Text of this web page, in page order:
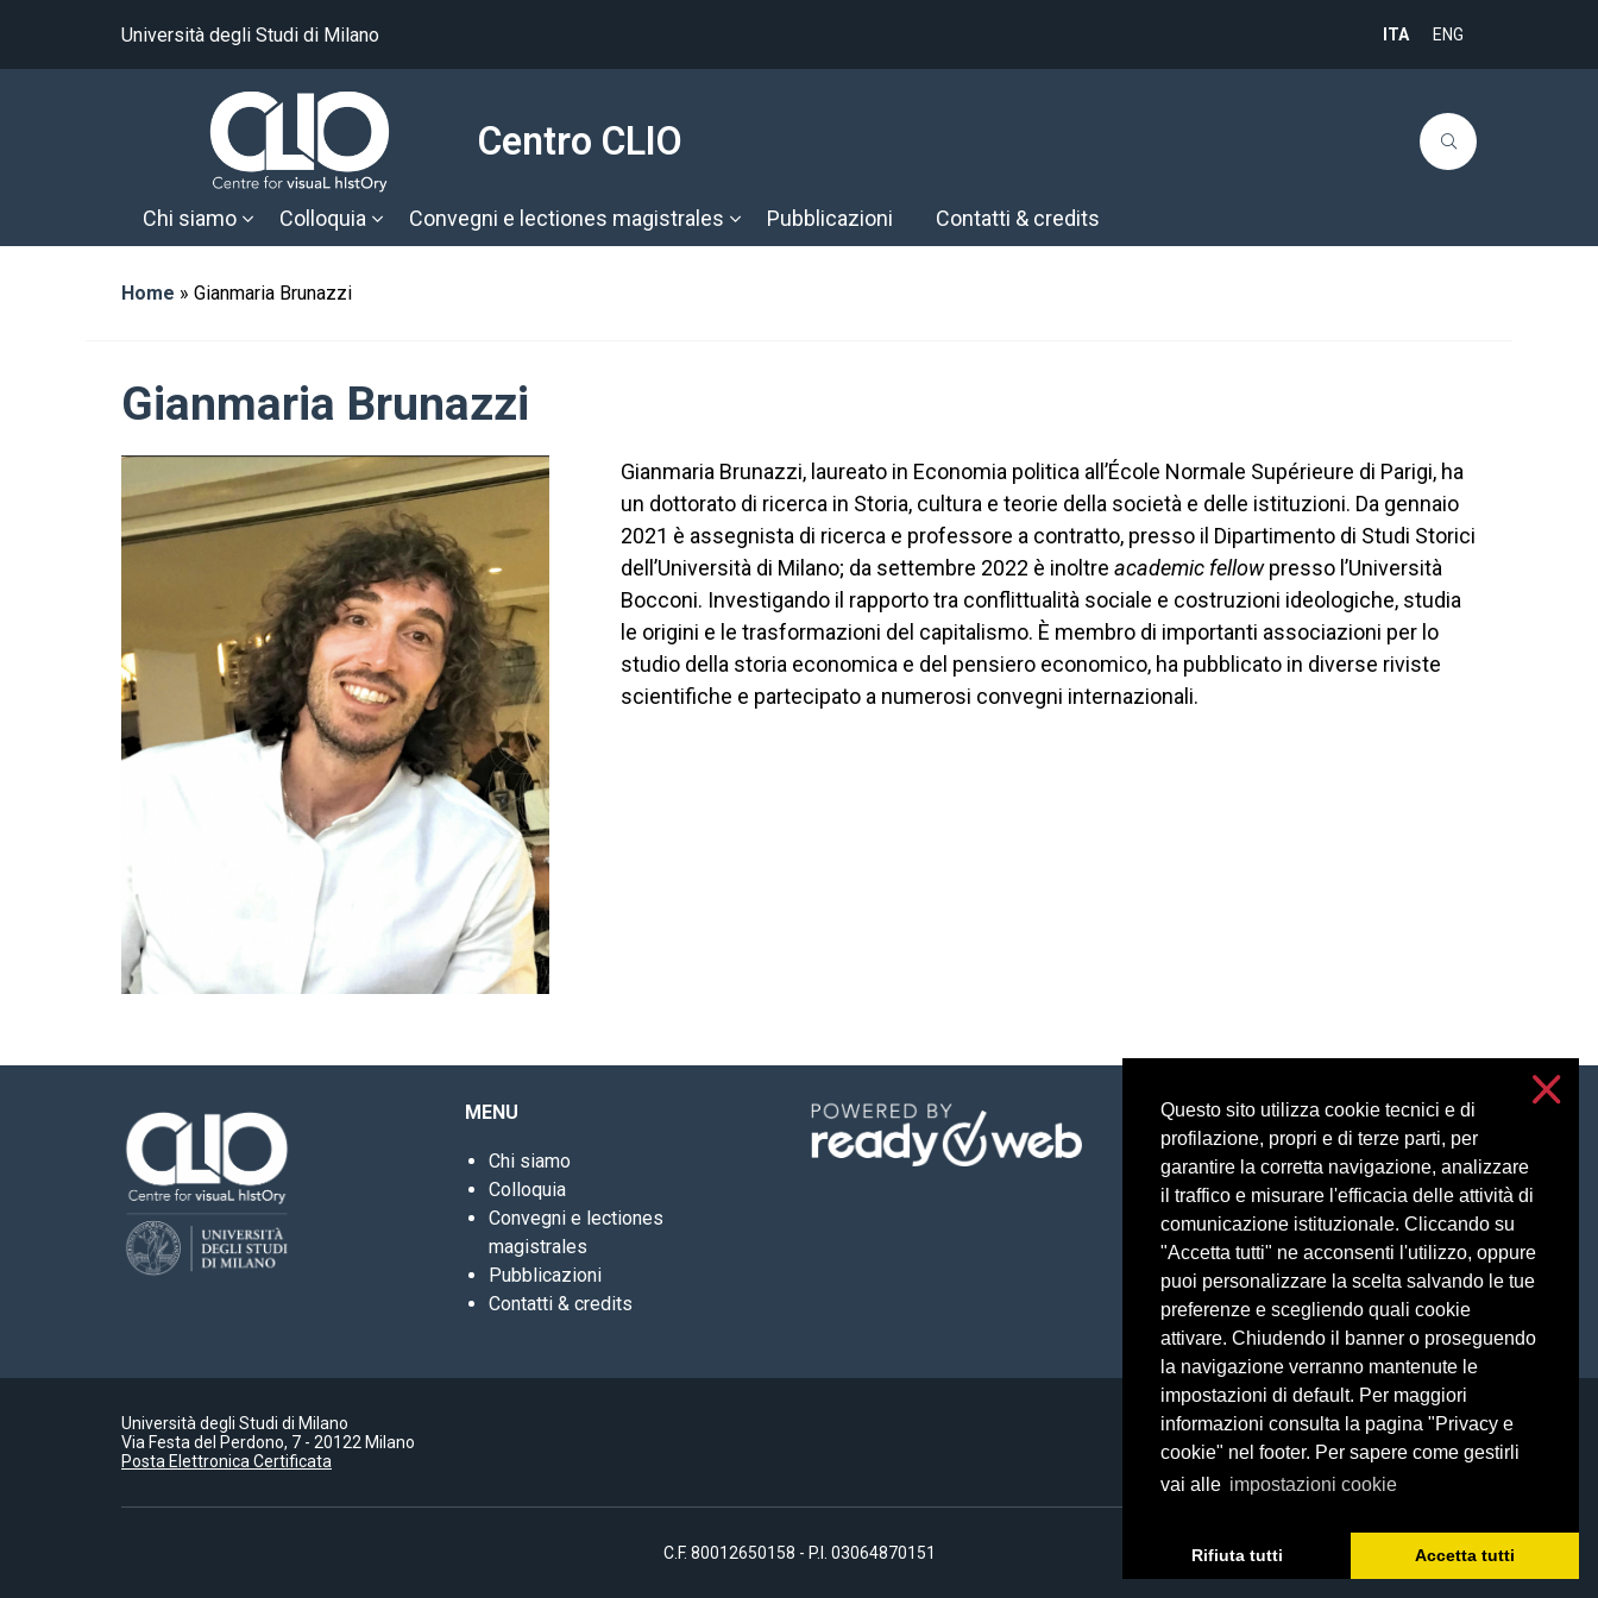
Questo sito utilizza cookie tecnici e di
profilazione, propri e di terze parti, per
garantire la corretta navigazione, analizzare
il traffico e misurare l'efficacia delle attività di
comunicazione istituzionale. Cliccando su
"Accetta tutti" ne acconsenti l'utilizzo, oppure
puoi personalizzare la scelta salvando le tue
preferenze e scegliendo quali cookie
attivare. Chiudendo il banner o proseguendo
la navigazione verranno mantenute le
impostazioni di default. Per maggiori
informazioni consulta la pagina "Privacy e
cookie" nel footer. Per sapere come gestirli
vai alle impostazioni cookie
Rifiuta tutti Accetta tutti
Università degli Studi di Milano ITA ENG
Centro CLIO
Chi siamo Colloquia Convegni e lectiones magistrales Pubblicazioni Contatti & credits
Home » Gianmaria Brunazzi
Gianmaria Brunazzi
Gianmaria Brunazzi, laureato in Economia politica all’École Normale Supérieure di Parigi, ha
un dottorato di ricerca in Storia, cultura e teorie della società e delle istituzioni. Da gennaio
2021 è assegnista di ricerca e professore a contratto, presso il Dipartimento di Studi Storici
dell’Università di Milano; da settembre 2022 è inoltre academic fellowpresso l’Università
Bocconi. Investigando il rapporto tra conflittualità sociale e costruzioni ideologiche, studia
le origini e le trasformazioni del capitalismo. È membro di importanti associazioni per lo
studio della storia economica e del pensiero economico, ha pubblicato in diverse riviste
scientifiche e partecipato a numerosi convegni internazionali.
MENU
Chi siamo
Colloquia
Convegni e lectiones
magistrales
Pubblicazioni
Contatti & credits
Accessibilità
Privacy e cookies
Impostazioni cookie
Università degli Studi di Milano
Via Festa del Perdono, 7 - 20122 Milano
Posta Elettronica Certificata
C.F. 80012650158 - P.I. 03064870151